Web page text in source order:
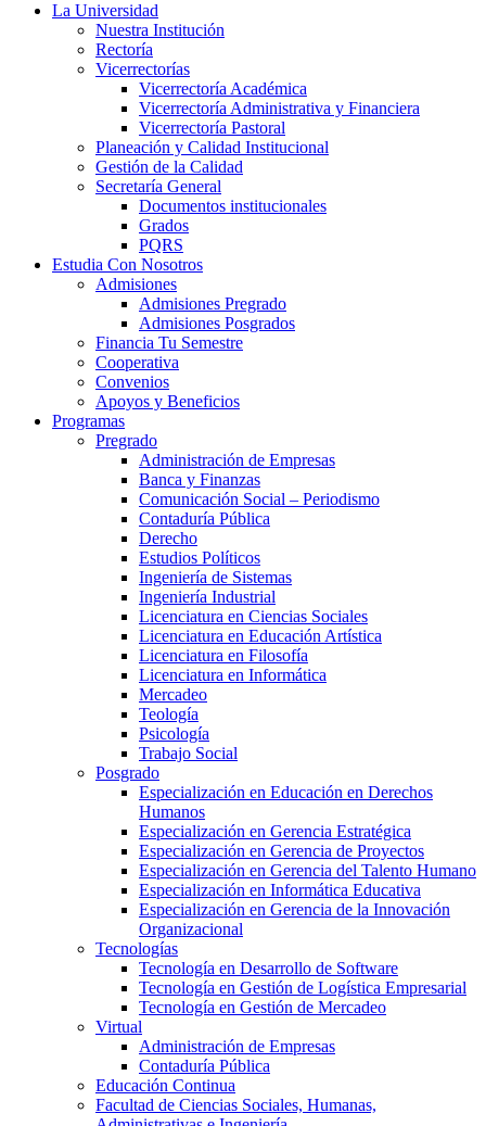
La Universidad
Nuestra Institución
Rectoría
Vicerrectorías
Vicerrectoría Académica
Vicerrectoría Administrativa y Financiera
Vicerrectoría Pastoral
Planeación y Calidad Institucional
Gestión de la Calidad
Secretaría General
Documentos institucionales
Grados
PQRS
Estudia Con Nosotros
Admisiones
Admisiones Pregrado
Admisiones Posgrados
Financia Tu Semestre
Cooperativa
Convenios
Apoyos y Beneficios
Programas
Pregrado
Administración de Empresas
Banca y Finanzas
Comunicación Social – Periodismo
Contaduría Pública
Derecho
Estudios Políticos
Ingeniería de Sistemas
Ingeniería Industrial
Licenciatura en Ciencias Sociales
Licenciatura en Educación Artística
Licenciatura en Filosofía
Licenciatura en Informática
Mercadeo
Teología
Psicología
Trabajo Social
Posgrado
Especialización en Educación en Derechos
Humanos
Especialización en Gerencia Estratégica
Especialización en Gerencia de Proyectos
Especialización en Gerencia del Talento Humano
Especialización en Informática Educativa
Especialización en Gerencia de la Innovación
Organizacional
Tecnologías
Tecnología en Desarrollo de Software
Tecnología en Gestión de Logística Empresarial
Tecnología en Gestión de Mercadeo
Virtual
Administración de Empresas
Contaduría Pública
Educación Continua
Facultad de Ciencias Sociales, Humanas,